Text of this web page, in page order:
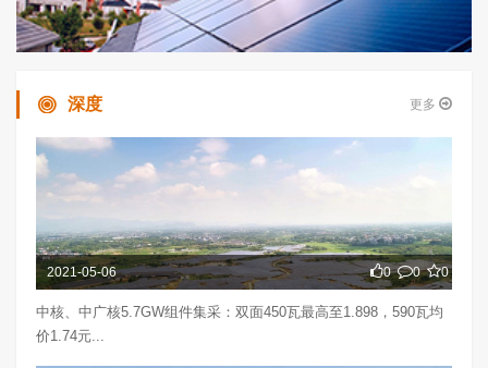
深度 更多
2021-05-06 0 0 0
中核、中广核5.7GW组件集采：双面450瓦最高至1.898，590瓦均
价1.74元...